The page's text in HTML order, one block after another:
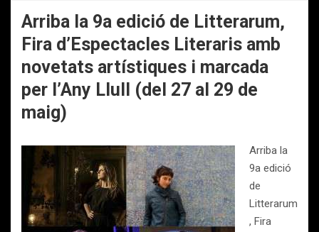
Arriba la 9a edició de Litterarum,
Fira d’Espectacles Literaris amb
novetats artístiques i marcada
per l’Any Llull (del 27 al 29 de
maig)
Arriba la
9a edició
de
Litterarum
, Fira